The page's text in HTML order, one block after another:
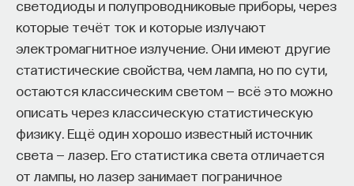
светодиоды и полупроводниковые приборы, через
которые течёт ток и которые излучают
электромагнитное излучение. Они имеют другие
статистические свойства, чем лампа, но по сути,
остаются классическим светом — всё это можно
описать через классическую статистическую
физику. Ещё один хорошо известный источник
света — лазер. Его статистика света отличается
от лампы, но лазер занимает пограничное